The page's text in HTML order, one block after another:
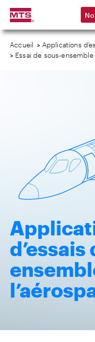
Accueil > Applications
> Essai de sous-ensemble
d’essais